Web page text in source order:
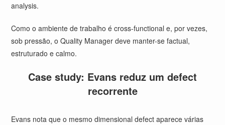
analysis.
Como o ambiente de trabalho é cross-functional e, por vezes,
sob pressão, o Quality Manager deve manter-se factual,
estruturado e calmo.
Case study: Evans reduz um defect
recorrente
Evans nota que o mesmo dimensional defect aparece várias